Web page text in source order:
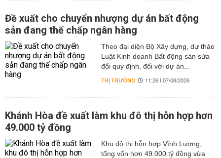
Đề xuất cho chuyển nhượng dự án bất động
sản đang thế chấp ngân hàng
Theo đại diện Bộ Xây dựng, dự thảo
Luật Kinh doanh Bất động sản sửa
đổi quy định, đối với dự án...
THỊ TRƯỜNG 11:26 | 07/08/2026
Khánh Hòa đề xuất làm khu đô thị hỗn hợp hơn
49.000 tỷ đồng
Khu đô thị hỗn hợp Vĩnh Lương,
tổng vốn hơn 49.000 tỷ đồng vừa